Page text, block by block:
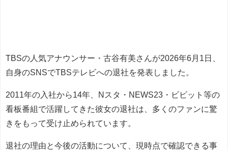
TBSの人気アナウンサー・古谷有美さんが2026年6月1日、
自身のSNSでTBSテレビへの退社を発表しました。
2011年の入社から14年、Nスタ・NEWS23・ビビット等の
看板番組で活躍してきた彼女の退社は、多くのファンに驚
きをもって受け止められています。
退社の理由と今後の活動について、現時点で確認できる事